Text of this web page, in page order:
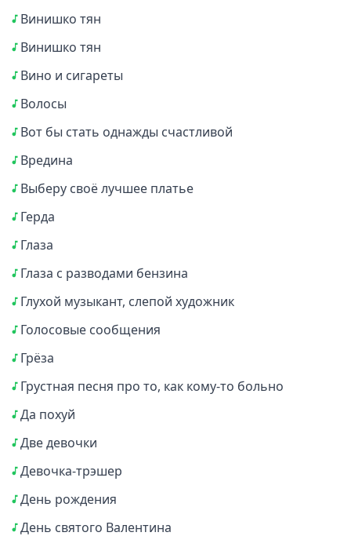
Винишко тян
Винишко тян
Вино и сигареты
Волосы
Вот бы стать однажды счастливой
Вредина
Выберу своё лучшее платье
Герда
Глаза
Глаза с разводами бензина
Глухой музыкант, слепой художник
Голосовые сообщения
Грёза
Грустная песня про то, как кому-то больно
Да похуй
Две девочки
Девочка-трэшер
День рождения
День святого Валентина